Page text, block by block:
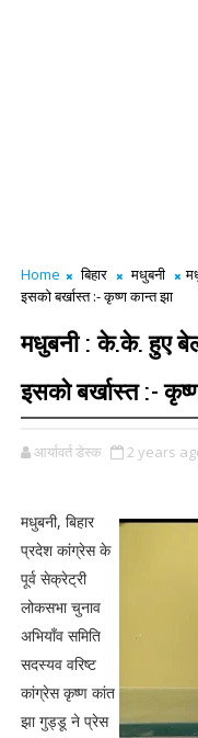
Home बिहार मधुबनी
इसको बर्खास्त :- कृष्ण कान्त झा
मधुबनी : के.के. हुए
इसको बर्खास्त :-
आर्यावर्त डेस्क 2 years
मधुबनी, बिहार
प्रदेश कांग्रेस के
पूर्व सेक्रेट्री
लोकसभा चुनाव
अभियाँव समिति
सदस्यव वरिष्ट
कांग्रेस कृष्ण कांत
झा गुड्डू ने प्रेस